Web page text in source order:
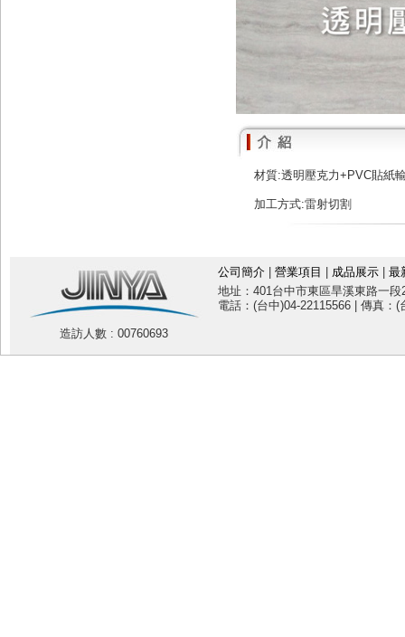
材質:透明壓克力+PVC貼紙
加工方式:雷射切割
造訪人數 : 00760693
公司簡介 營業項目 成品展示
最
地址：401台中市東區旱溪東路一
電話：(台中)04-22115566 | 傳真：(